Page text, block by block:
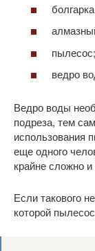
пылесос;
ведро
Ведро воды
подреза, тем
использования
еще одного
крайне сложно
Если такового
которой